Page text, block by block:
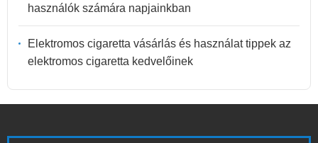
használók számára napjainkban
Elektromos cigaretta vásárlás és használat tippek az
elektromos cigaretta kedvelőinek